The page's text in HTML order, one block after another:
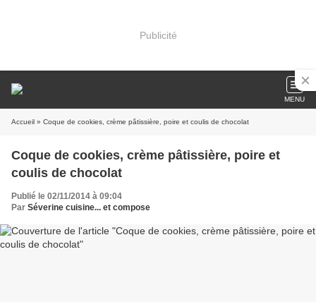
Publicité
MENU
Accueil » Coque de cookies, crème pâtissière, poire et coulis de chocolat
Coque de cookies, crème pâtissière, poire et
coulis de chocolat
Publié le 02/11/2014 à 09:04
Par Séverine cuisine... et compose